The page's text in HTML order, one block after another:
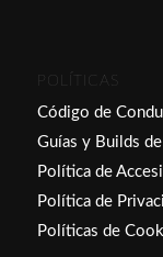
POLÍTICAS
Código de
Guías y Builds
Política de
Política de
Políticas de